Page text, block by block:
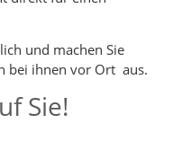
und machen Sie
bei ihnen vor Ort aus.
Sie!